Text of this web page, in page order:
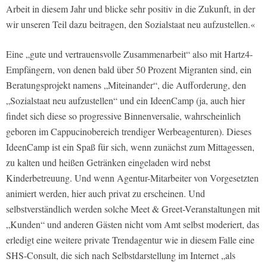
Arbeit in diesem Jahr und blicke sehr positiv in die Zukunft, in der
wir unseren Teil dazu beitragen, den Sozialstaat neu aufzustellen.«
Eine „gute und vertrauensvolle Zusammenarbeit“ also mit Hartz4-
Empfängern, von denen bald über 50 Prozent Migranten sind, ein
Beratungsprojekt namens „Miteinander“, die Aufforderung, den
„Sozialstaat neu aufzustellen“ und ein IdeenCamp (ja, auch hier
findet sich diese so progressive Binnenversalie, wahrscheinlich
geboren im Cappucinobereich trendiger Werbeagenturen). Dieses
IdeenCamp ist ein Spaß für sich, wenn zunächst zum Mittagessen,
zu kalten und heißen Getränken eingeladen wird nebst
Kinderbetreuung. Und wenn Agentur-Mitarbeiter von Vorgesetzten
animiert werden, hier auch privat zu erscheinen. Und
selbstverständlich werden solche Meet & Greet-Veranstaltungen mit
„Kunden“ und anderen Gästen nicht vom Amt selbst moderiert, das
erledigt eine weitere private Trendagentur wie in diesem Falle eine
SHS-Consult, die sich nach Selbstdarstellung im Internet „als